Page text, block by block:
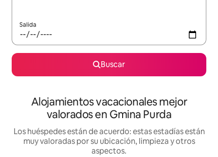
Salida
Buscar
Alojamientos vacacionales mejor
valorados en Gmina Purda
Los huéspedes están de acuerdo: estas estadías están
muy valoradas por su ubicación, limpieza y otros
aspectos.